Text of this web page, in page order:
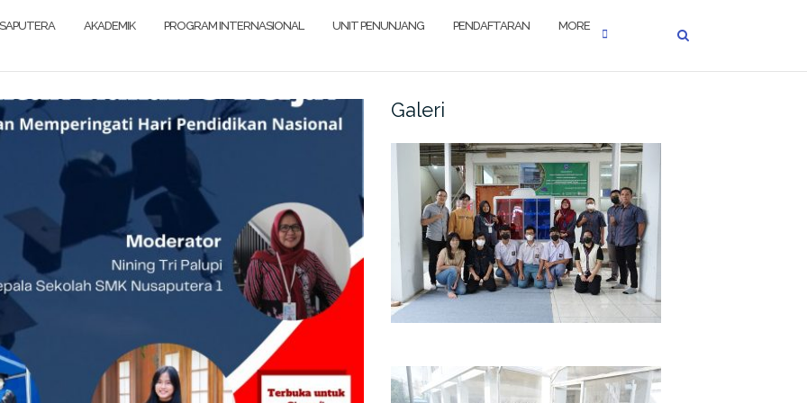
AKADEMIK PROGRAM INTERNASIONAL UNIT PENUNJANG PENDAFTARAN MORE
Galeri